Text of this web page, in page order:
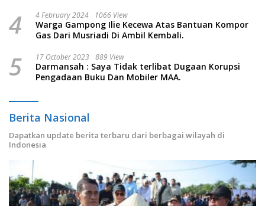
4 4 February 2024 1066 View
Warga Gampong Ilie Kecewa Atas Bantuan Kompor
Gas Dari Musriadi Di Ambil Kembali.
5 17 October 2023 889 View
Darmansah : Saya Tidak terlibat Dugaan Korupsi
Pengadaan Buku Dan Mobiler MAA.
Berita Nasional
Dapatkan update berita terbaru dari berbagai wilayah di
Indonesia